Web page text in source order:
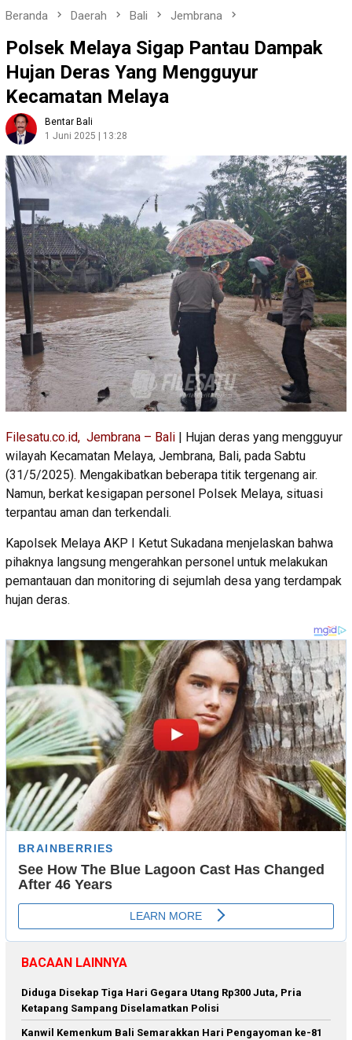
Beranda Daerah Bali Jembrana
Polsek Melaya Sigap Pantau Dampak
Hujan Deras Yang Mengguyur
Kecamatan Melaya
Bentar Bali
1 Juni 2025 | 13:28
Filesatu.co.id, Jembrana – Bali | Hujan deras yang mengguyur
wilayah Kecamatan Melaya, Jembrana, Bali, pada Sabtu
(31/5/2025). Mengakibatkan beberapa titik tergenang air.
Namun, berkat kesigapan personel Polsek Melaya, situasi
terpantau aman dan terkendali.
Kapolsek Melaya AKP I Ketut Sukadana menjelaskan bahwa
pihaknya langsung mengerahkan personel untuk melakukan
pemantauan dan monitoring di sejumlah desa yang terdampak
hujan deras.
BACAAN LAINNYA
Diduga Disekap Tiga Hari Gegara Utang Rp300 Juta, Pria
Ketapang Sampang Diselamatkan Polisi
Kanwil Kemenkum Bali Semarakkan Hari Pengayoman ke-81